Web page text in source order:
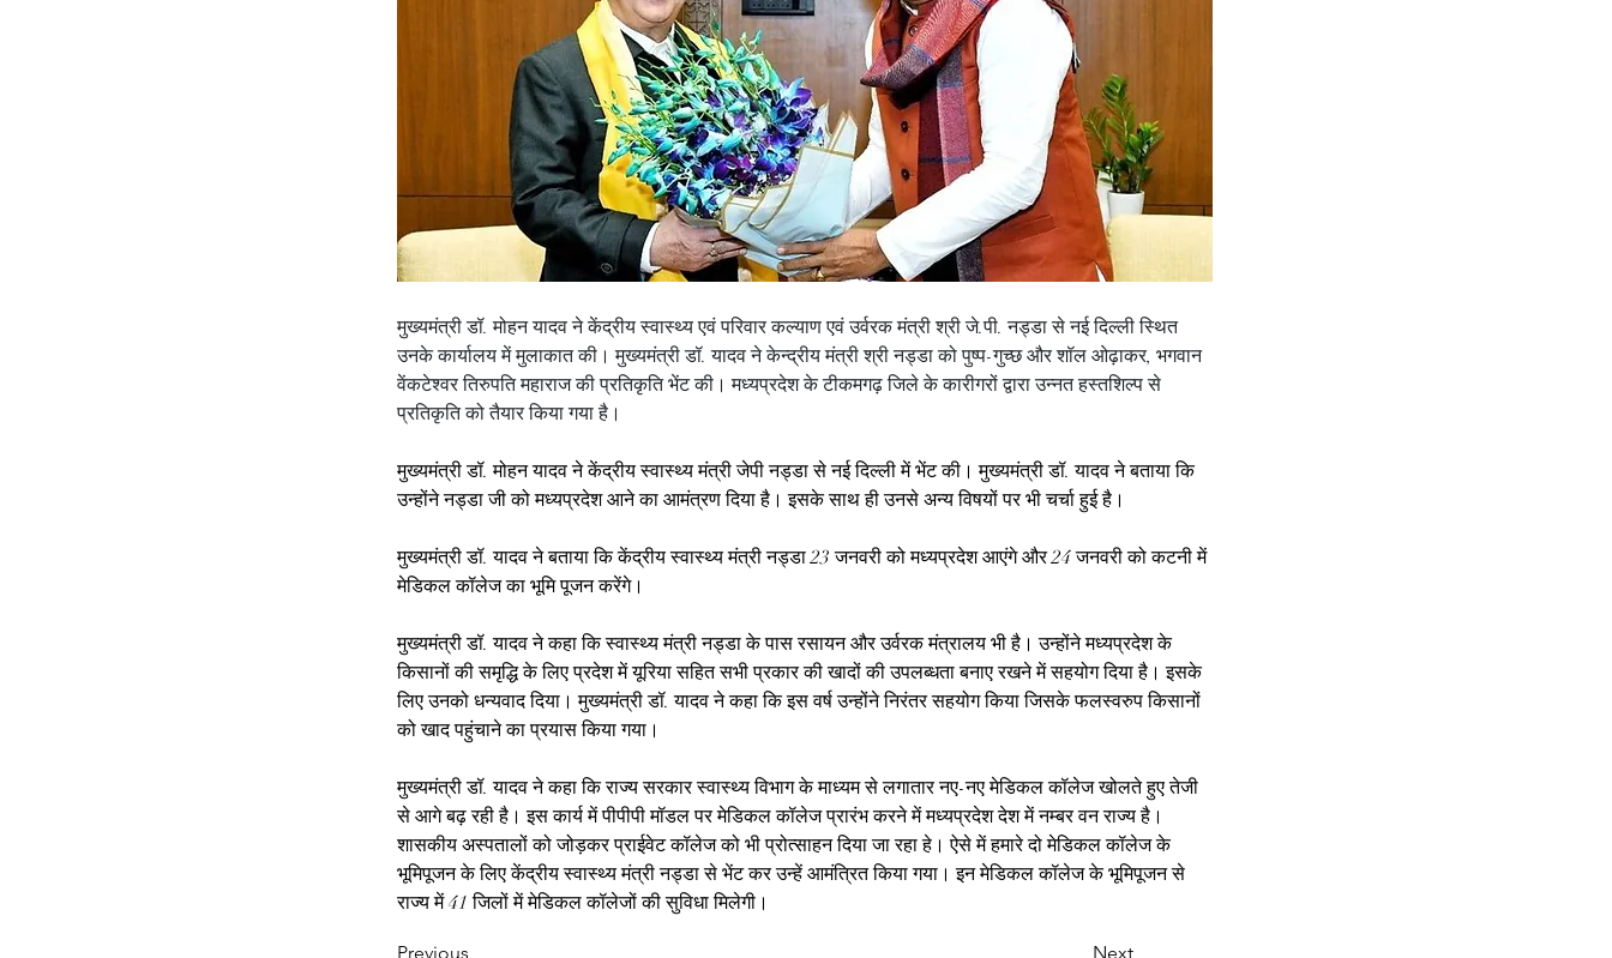
मुख्यमंत्री डॉ. मोहन यादव ने केंद्रीय स्वास्थ्य एवं परिवार कल्याण एवं उर्वरक मंत्री श्री जे.पी. नड्डा से नई दिल्ली स्थित
उनके कार्यालय में मुलाकात की। मुख्यमंत्री डॉ. यादव ने केन्द्रीय मंत्री श्री नड्डा को पुष्प-गुच्छ और शॉल ओढ़ाकर, भगवान
वेंकटेश्वर तिरुपति महाराज की प्रतिकृति भेंट की। मध्यप्रदेश के टीकमगढ़ जिले के कारीगरों द्वारा उन्नत हस्तशिल्प से
प्रतिकृति को तैयार किया गया है।
मुख्यमंत्री डॉ. मोहन यादव ने केंद्रीय स्वास्थ्य मंत्री जेपी नड्डा से नई दिल्ली में भेंट की। मुख्यमंत्री डॉ. यादव ने बताया कि
उन्होंने नड्डा जी को मध्यप्रदेश आने का आमंत्रण दिया है। इसके साथ ही उनसे अन्य विषयों पर भी चर्चा हुई है।
मुख्यमंत्री डॉ. यादव ने बताया कि केंद्रीय स्वास्थ्य मंत्री नड्डा 23 जनवरी को मध्यप्रदेश आएंगे और 24 जनवरी को कटनी में
मेडिकल कॉलेज का भूमि पूजन करेंगे।
मुख्यमंत्री डॉ. यादव ने कहा कि स्वास्थ्य मंत्री नड्डा के पास रसायन और उर्वरक मंत्रालय भी है। उन्होंने मध्यप्रदेश के
किसानों की समृद्धि के लिए प्रदेश में यूरिया सहित सभी प्रकार की खादों की उपलब्धता बनाए रखने में सहयोग दिया है। इसके
लिए उनको धन्यवाद दिया। मुख्यमंत्री डॉ. यादव ने कहा कि इस वर्ष उन्होंने निरंतर सहयोग किया जिसके फलस्वरुप किसानों
को खाद पहुंचाने का प्रयास किया गया।
मुख्यमंत्री डॉ. यादव ने कहा कि राज्य सरकार स्वास्थ्य विभाग के माध्यम से लगातार नए-नए मेडिकल कॉलेज खोलते हुए तेजी
से आगे बढ़ रही है। इस कार्य में पीपीपी मॉडल पर मेडिकल कॉलेज प्रारंभ करने में मध्यप्रदेश देश में नम्बर वन राज्य है।
शासकीय अस्पतालों को जोड़कर प्राईवेट कॉलेज को भी प्रोत्साहन दिया जा रहा हे। ऐसे में हमारे दो मेडिकल कॉलेज के
भूमिपूजन के लिए केंद्रीय स्वास्थ्य मंत्री नड्डा से भेंट कर उन्हें आमंत्रित किया गया। इन मेडिकल कॉलेज के भूमिपूजन से
राज्य में 41 जिलों में मेडिकल कॉलेजों की सुविधा मिलेगी।
Previous Next